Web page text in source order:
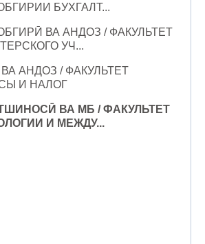
БУХГАЛТ...
ВА АНДОЗ / ФАКУЛЬТЕТ
УЧ...
АНДОЗ / ФАКУЛЬТЕТ
И НАЛОГ
ВА МБ / ФАКУЛЬТЕТ
И МЕЖДУ...